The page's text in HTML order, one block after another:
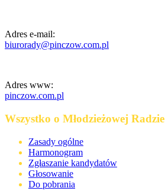
Adres e-mail:
biurorady@pinczow.com.pl
Adres www:
pinczow.com.pl
Wszystko o Młodzieżowej Radzie
Zasady ogólne
Harmonogram
Zgłaszanie kandydatów
Głosowanie
Do pobrania